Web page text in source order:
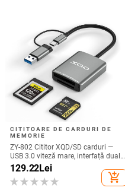
CITITOARE DE CARDURI DE
MEMORIE
ZY-802 Cititor XQD/SD carduri —
USB 3.0 viteză mare, interfață duală
Type-C și USB, aliaj de aluminiu +
ABS
129.22Lei
add_shopping_cart